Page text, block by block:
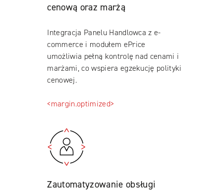
cenową oraz marżą
Integracja Panelu Handlowca z e-
commerce i modułem ePrice
umożliwia pełną kontrolę nad cenami i
marżami, co wspiera egzekucję polityki
cenowej.
<margin.optimized>
Zautomatyzowanie obsługi